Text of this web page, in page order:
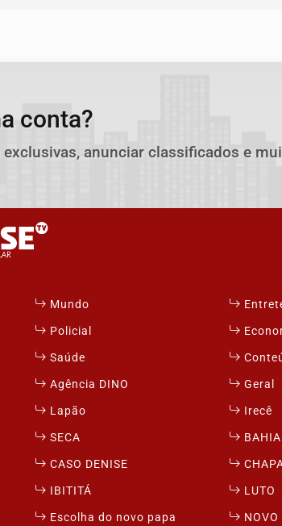
conta?
anunciar classificados e
Mundo
Policial
Saúde
Agência DINO Geral
Lapão Irecê
SECA BAHIA
CASO DENISE
IBITITÁ LUTO
Escolha do novo papa NOVO